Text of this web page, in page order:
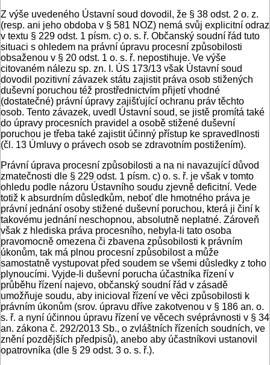
Z výše uvedeného Ústavní soud dovodil, že § 38 odst. 2 o. z.
(resp. ani jeho obdoba v § 581 NOZ) nemá svůj explicitní odraz
v textu § 229 odst. 1 písm. c) o. s. ř. Občanský soudní řád tuto
situaci s ohledem na právní úpravu procesní způsobilosti
obsaženou v § 20 odst. 1 o. s. ř. nepostihuje. Ve výše
citovaném nálezu sp. zn. I. ÚS 173/13 však Ústavní soud
dovodil pozitivní závazek státu zajistit práva osob stižených
duševní poruchou též prostřednictvím přijetí vhodné
(dostatečné) právní úpravy zajišťující ochranu práv těchto
osob. Tento závazek, uvedl Ústavní soud, se jistě promítá také
do úpravy procesních pravidel a osobě stižené duševní
poruchou je třeba také zajistit účinný přístup ke spravedlnosti
(čl. 13 Úmluvy o právech osob se zdravotním postižením).
Právní úprava procesní způsobilosti a na ni navazující důvod
zmatečnosti dle § 229 odst. 1 písm. c) o. s. ř. je však v tomto
ohledu podle názoru Ústavního soudu zjevně deficitní. Vede
totiž k absurdním důsledkům, neboť dle hmotného práva je
právní jednání osoby stižené duševní poruchou, která ji činí k
takovému jednání neschopnou, absolutně neplatné. Zároveň
však z hlediska práva procesního, nebyla-li tato osoba
pravomocně omezena či zbavena způsobilosti k právním
úkonům, tak má plnou procesní způsobilost a může
samostatně vystupovat před soudem se všemi důsledky z toho
plynoucími. Vyjde-li duševní porucha účastníka řízení v
průběhu řízení najevo, občanský soudní řád v zásadě
umožňuje soudu, aby inicioval řízení ve věci způsobilosti k
právním úkonům (srov. úpravu dříve zakotvenou v § 186 an. o.
s. ř. a nyní účinnou úpravu řízení ve věcech svéprávnosti v § 34
an. zákona č. 292/2013 Sb., o zvláštních řízeních soudních, ve
znění pozdějších předpisů), anebo aby účastníkovi ustanovil
opatrovníka (dle § 29 odst. 3 o. s. ř.).